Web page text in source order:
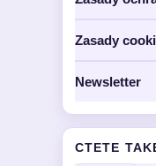
Zasady
Newsletter
CTETE